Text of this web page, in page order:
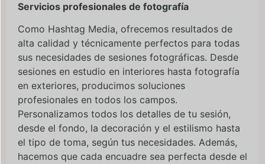
Servicios profesionales de fotografía
Como Hashtag Media, ofrecemos resultados de
alta calidad y técnicamente perfectos para todas
sus necesidades de sesiones fotográficas. Desde
sesiones en estudio en interiores hasta fotografía
en exteriores, producimos soluciones
profesionales en todos los campos.
Personalizamos todos los detalles de tu sesión,
desde el fondo, la decoración y el estilismo hasta
el tipo de toma, según tus necesidades. Además,
hacemos que cada encuadre sea perfecta desde el